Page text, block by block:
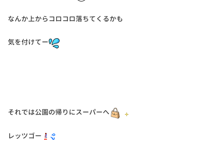
なんか上からコロコロ落ちてくるかも
気を付けてー
それでは公園の帰りにスーパーへ
レッツゴー